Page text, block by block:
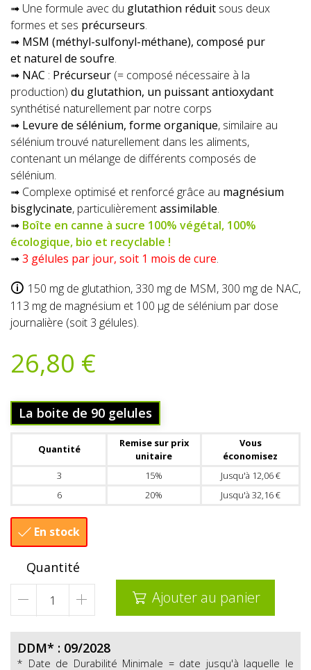
➟ Une formule avec du glutathion réduit sous deux
formes et ses précurseurs.
➟ MSM (méthyl-sulfonyl-méthane), composé pur
et naturel de soufre.
➟ NAC : Précurseur (= composé nécessaire à la
production) du glutathion, un puissant antioxydant
synthétisé naturellement par notre corps
➟ Levure de sélénium, forme organique, similaire au
sélénium trouvé naturellement dans les aliments,
contenant un mélange de différents composés de
sélénium.
➟ Complexe optimisé et renforcé grâce au magnésium
bisglycinate, particulièrementassimilable.
➟ Boîte en canne à sucre 100% végétal, 100%
écologique, bio et recyclable !
➟3 gélules par jour, soit 1 mois de cure.
150 mg de glutathion, 330 mg de MSM, 300 mg de NAC,
113 mg de magnésium et 100 µg de sélénium par dose
journalière (soit 3 gélules).
26,80 €
La boite de 90 gelules
Quantité
Remise sur prix
unitaire
Vous
économisez
3
15%
Jusqu'à 12,06 €
6
20% Jusqu'à 32,16 €
 En stock
Quantité
 Ajouter au panier
DDM* : 09/2028
* Date de Durabilité Minimale = date jusqu'à laquelle le